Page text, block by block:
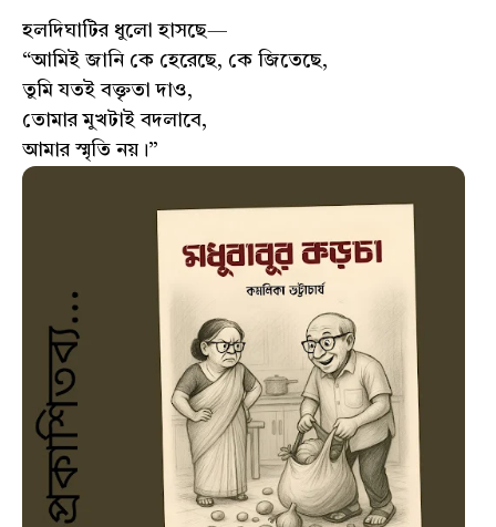
হলদিঘাটির ধুলো হাসছে—
“আমিই জানি কে হেরেছে, কে জিতেছে,
তুমি যতই বক্তৃতা দাও,
তোমার মুখটাই বদলাবে,
আমার স্মৃতি নয়।”